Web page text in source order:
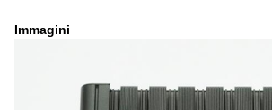
Immagini